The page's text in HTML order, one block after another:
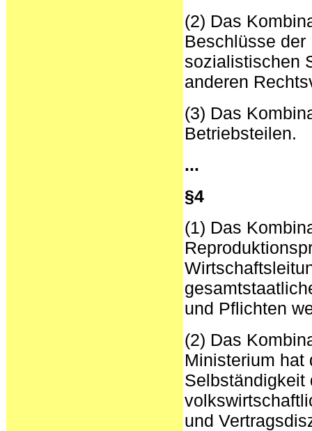
(2) Das
Beschlüsse der
sozialistischen
anderen
(3) Das
Betriebsteilen.
...
§4
(1) Das
und Pflichten
(2) Das
Ministerium hat
Selbständigkeit
und